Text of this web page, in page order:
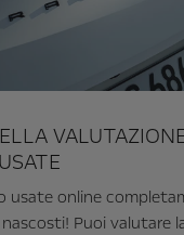
usate online
Puoi valutare